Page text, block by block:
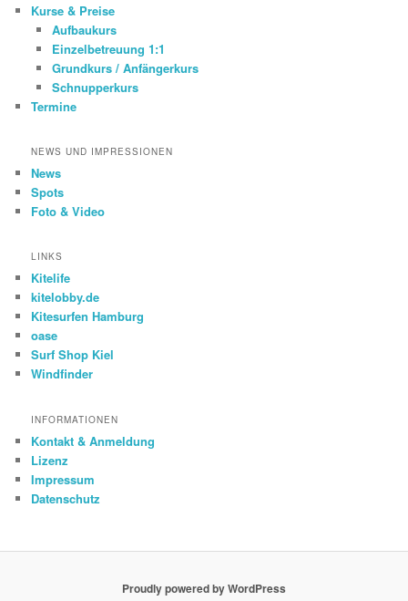
Kurse & Preise
Aufbaukurs
Einzelbetreuung 1:1
Grundkurs / Anfängerkurs
Schnupperkurs
Termine
NEWS UND IMPRESSIONEN
News
Spots
Foto & Video
LINKS
Kitelife
kitelobby.de
Kitesurfen Hamburg
oase
Surf Shop Kiel
Windfinder
INFORMATIONEN
Kontakt & Anmeldung
Lizenz
Impressum
Datenschutz
Proudly powered by WordPress